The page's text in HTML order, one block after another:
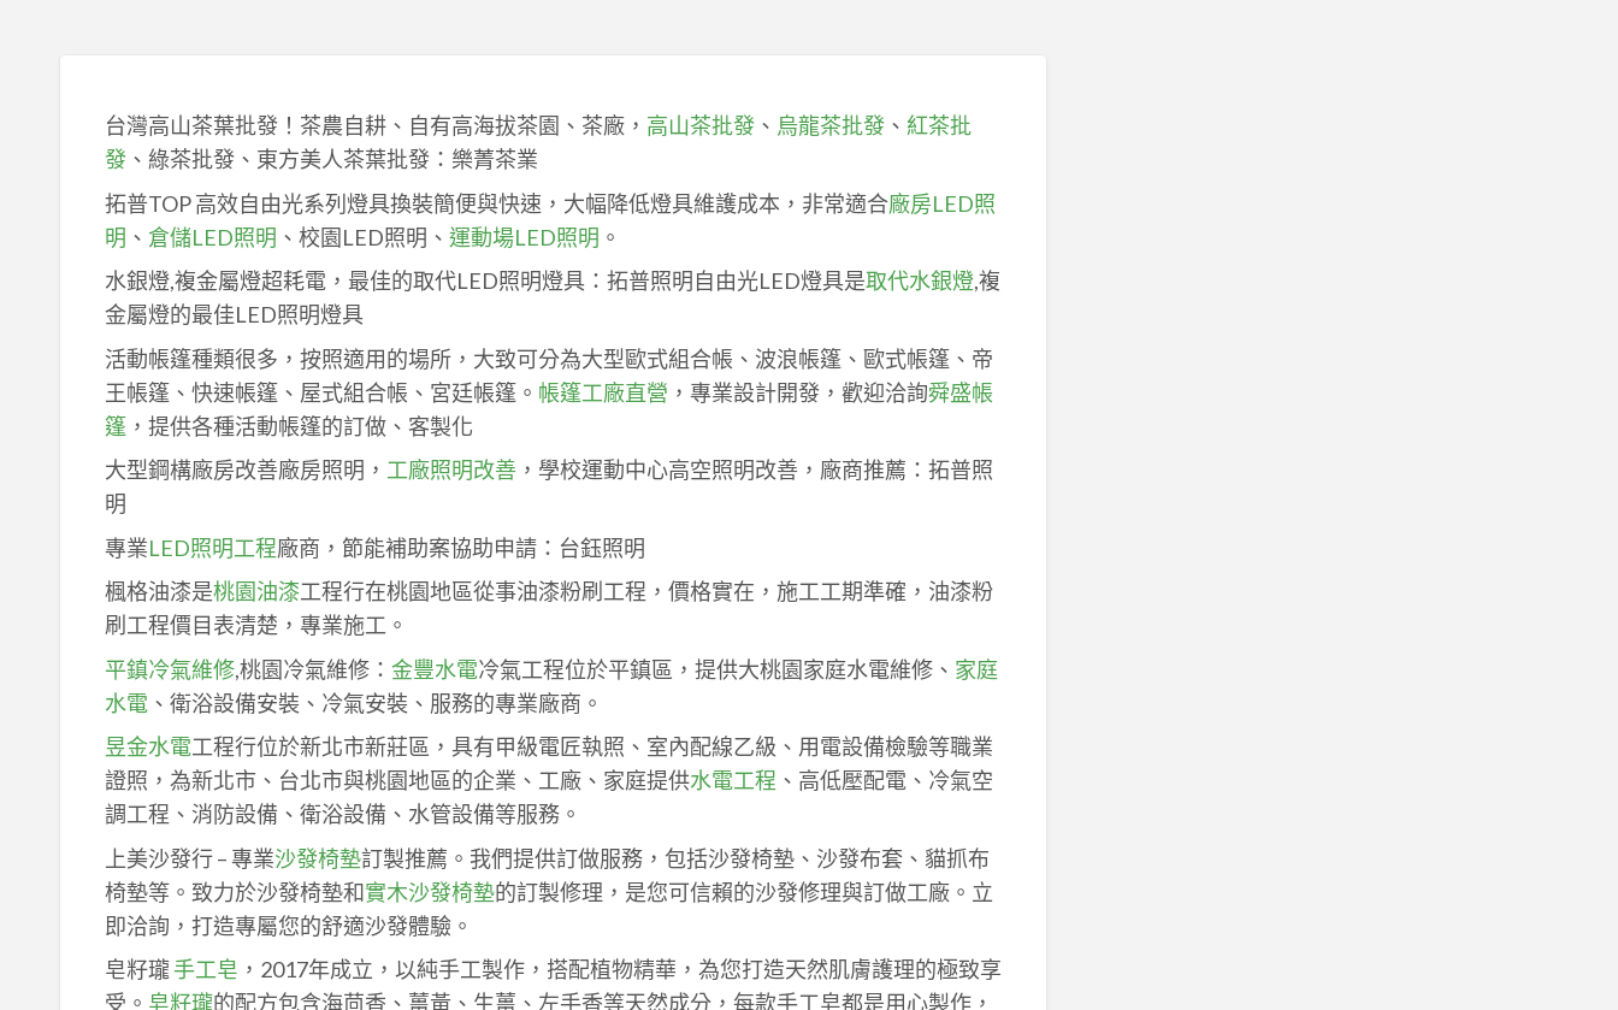
台灣高山茶葉批發！茶農自耕、自有高海拔茶園、茶廠， 高山茶批發、 烏龍茶批發、 紅茶批
發、綠茶批發、東方美人茶葉批發：樂菁茶業
拓普TOP 高效自由光系列燈具換裝簡便與快速，大幅降低燈具維護成本，非常適合廠房LED照
明 、 倉儲LED照明 、校園LED照明、 運動場LED照明 。
水銀燈,複金屬燈超耗電，最佳的取代LED照明燈具：拓普照明自由光LED燈具是取代水銀燈,複
金屬燈的最佳LED照明燈具
活動帳篷種類很多，按照適用的場所，大致可分為大型歐式組合帳、波浪帳篷、歐式帳篷、帝
王帳篷、快速帳篷、屋式組合帳、宮廷帳篷。 帳篷工廠直營 ，專業設計開發，歡迎洽詢舜盛帳
篷，提供各種活動帳篷的訂做、客製化
大型鋼構廠房改善廠房照明， 工廠照明改善，學校運動中心高空照明改善，廠商推薦：拓普照
明
專業LED照明工程廠商，節能補助案協助申請：台鈺照明
楓格油漆是桃園油漆工程行在桃園地區從事油漆粉刷工程，價格實在，施工工期準確，油漆粉
刷工程價目表清楚，專業施工。
平鎮冷氣維修,桃園冷氣維修： 金豐水電冷氣工程位於平鎮區，提供大桃園家庭水電維修、 家庭
水電、衛浴設備安裝、冷氣安裝、服務的專業廠商。
昱金水電工程行位於新北市新莊區，具有甲級電匠執照、室內配線乙級、用電設備檢驗等職業
證照，為新北市、台北市與桃園地區的企業、工廠、家庭提供水電工程 、高低壓配電、冷氣空
調工程、消防設備、衛浴設備、水管設備等服務。
上美沙發行 – 專業沙發椅墊訂製推薦。我們提供訂做服務，包括沙發椅墊、沙發布套、貓抓布
椅墊等。致力於沙發椅墊和實木沙發椅墊的訂製修理，是您可信賴的沙發修理與訂做工廠。立
即洽詢，打造專屬您的舒適沙發體驗。
皂籽瓏手工皂 ，2017年成立，以純手工製作，搭配植物精華，為您打造天然肌膚護理的極致享
受。 皂籽瓏的配方包含海茴香、薑黃、生薑、左手香等天然成分，每款手工皂都是用心製作，